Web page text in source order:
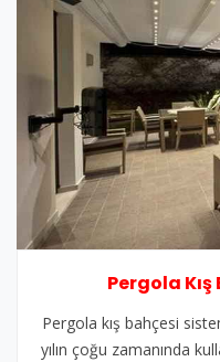
Pergola
Pergola kış bahçesi
yılın çoğu zamanında